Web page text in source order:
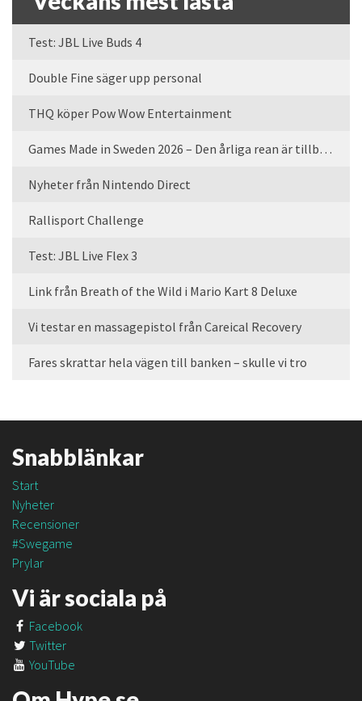
Test: JBL Live Buds 4
Double Fine säger upp personal
THQ köper Pow Wow Entertainment
Games Made in Sweden 2026 – Den årliga rean är tillbaka
Nyheter från Nintendo Direct
Rallisport Challenge
Test: JBL Live Flex 3
Link från Breath of the Wild i Mario Kart 8 Deluxe
Vi testar en massagepistol från Careical Recovery
Fares skrattar hela vägen till banken – skulle vi tro
Snabblänkar
Start
Nyheter
Recensioner
#Swegame
Prylar
Vi är sociala på
Facebook
Twitter
YouTube